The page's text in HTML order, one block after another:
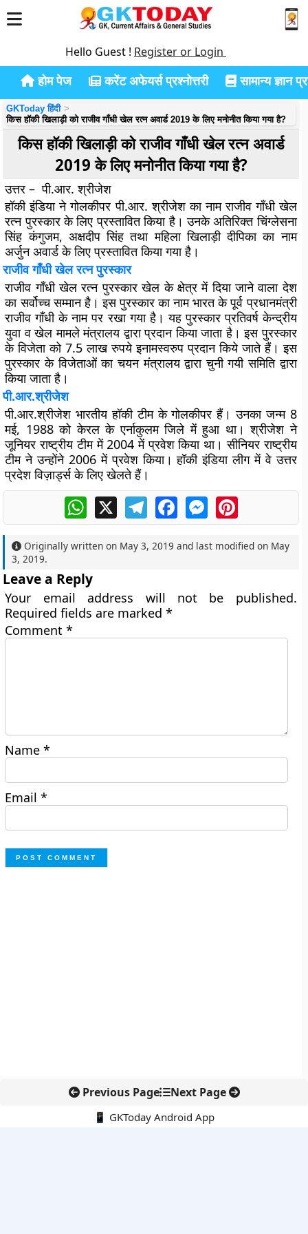
Hello Guest ! Register or Login
होम पेज करेंट अफेयर्स प्रश्नोत्तरी सामान्य ज्ञान
GKToday हिंदी
किस हॉकी खिलाड़ी को राजीव गाँधी खेल रत्न अवार्ड 2019 के लिए मनोनीत किया गया है?
किस हॉकी खिलाड़ी को राजीव गाँधी खेल रत्न अवार्ड
2019 के लिए मनोनीत किया गया है?
उत्तर – पी.आर. श्रीजेश
हॉकी इंडिया ने गोलकीपर पी.आर. श्रीजेश का नाम राजीव गाँधी खेल
रत्न पुरस्कार के लिए प्रस्तावित किया है। उनके अतिरिक्त चिंग्लेसना
सिंह कंगुजम, अक्षदीप सिंह तथा महिला खिलाड़ी दीपिका का नाम
अर्जुन अवार्ड के लिए प्रस्तावित किया गया है।
राजीव गाँधी खेल रत्न पुरस्कार
राजीव गाँधी खेल रत्न पुरस्कार खेल के क्षेत्र में दिया जाने वाला देश
का सर्वोच्च सम्मान है। इस पुरस्कार का नाम भारत के पूर्व प्रधानमंत्री
राजीव गाँधी के नाम पर रखा गया है। यह पुरस्कार प्रतिवर्ष केन्द्रीय
युवा व खेल मामले मंत्रालय द्वारा प्रदान किया जाता है। इस पुरस्कार
के विजेता को 7.5 लाख रुपये इनामस्वरुप प्रदान किये जाते हैं। इस
पुरस्कार के विजेताओं का चयन मंत्रालय द्वारा चुनी गयी समिति द्वारा
किया जाता है।
पी.आर.श्रीजेश
पी.आर.श्रीजेश भारतीय हॉकी टीम के गोलकीपर हैं। उनका जन्म 8
मई, 1988 को केरल के एर्नाकुलम जिले में हुआ था। श्रीजेश ने
जूनियर राष्ट्रीय टीम में 2004 में प्रवेश किया था। सीनियर राष्ट्रीय
टीम ने उन्होंने 2006 में प्रवेश किया। हॉकी इंडिया लीग में वे उत्तर
प्रदेश विज़ार्ड्स के लिए खेलते हैं।
WhatsApp
X TelegramFacebookMessengerPinterest
Originally written on May 3, 2019 and last modified on May
3, 2019.
Leave a Reply
Your email address will not be published.
Required fields are marked*
Comment*
Name*
Email*
Previous Page Next Page
📱 GKToday Android App